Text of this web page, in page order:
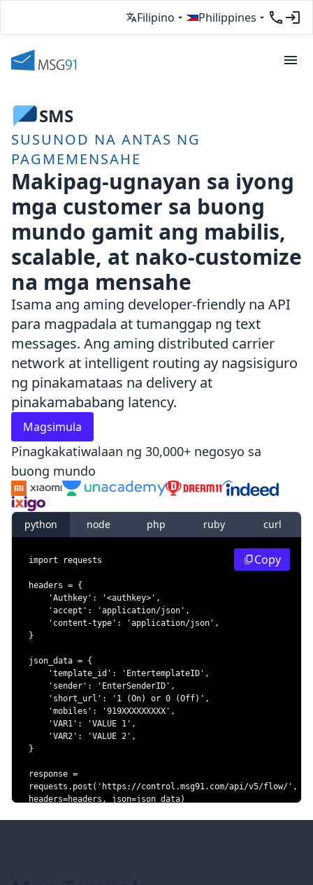
Filipino Philippines
SMS
SUSUNOD NA ANTAS NG
PAGMEMENSAHE
Makipag-ugnayan sa iyong
mga customer sa buong
mundo gamit ang mabilis,
scalable, at nako-customize
na mga mensahe
Isama ang aming developer-friendly na API
para magpadala at tumanggap ng text
messages. Ang aming distributed carrier
network at intelligent routing ay nagsisiguro
ng pinakamataas na delivery at
pinakamababang latency.
Magsimula
Pinagkakatiwalaan ng 30,000+ negosyo sa
buong mundo
python node php ruby curl
Copy
import
headers = {
'Authkey' : '<authkey>' ,
'accept' : 'application/json' ,
'content-type' : 'application/json' ,
}
json_data = {
'template_id' : 'EntertemplateID' ,
'sender' : 'EnterSenderID' ,
'short_url' : '1 (On) or 0 (Off)' ,
'mobiles' : '919XXXXXXXXX' ,
'VAR1' : 'VALUE 1' ,
'VAR2' : 'VALUE 2' ,
}
response =
requests . post ( 'https://control.msg91.com/api/v5/flow/' ,
headers=headers , json=json_data)